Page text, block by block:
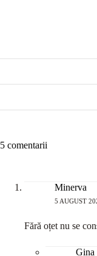
5 comentarii
Minerva
5 AUGUST
Fără oțet nu se
Gina